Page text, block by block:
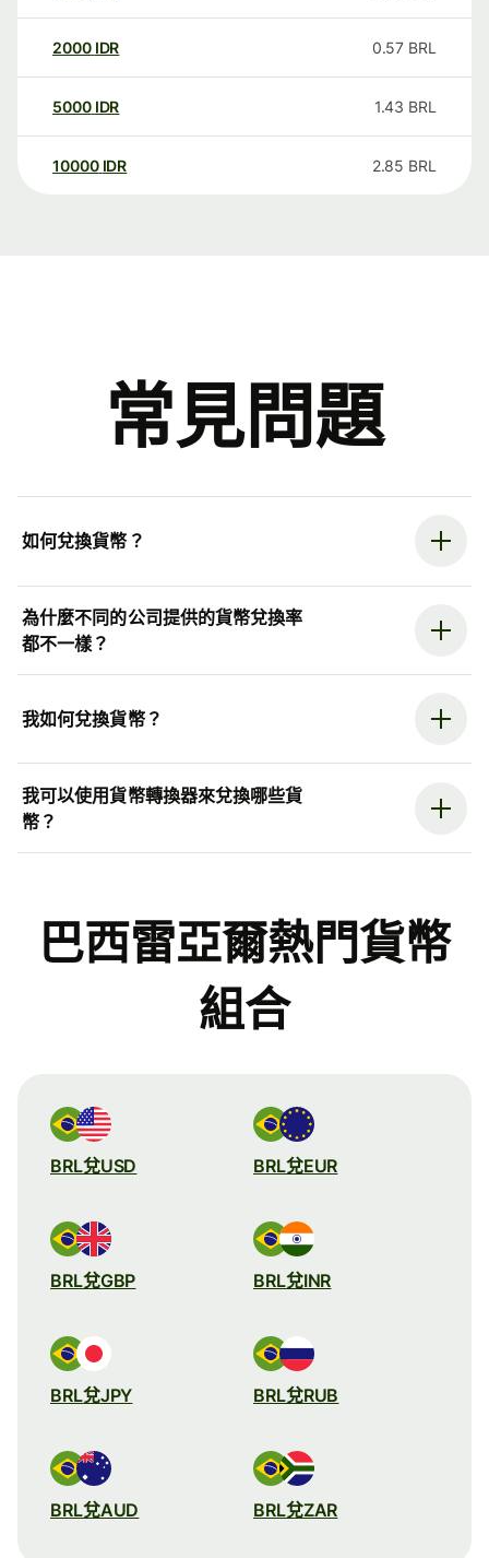
2000 IDR 0.57 BRL
5000 IDR 1.43 BRL
10000 IDR 2.85 BRL
常見問題
如何兌換貨幣？
為什麼不同的公司提供的貨幣兌換率
都不一樣？
我如何兌換貨幣？
我可以使用貨幣轉換器來兌換哪些貨
幣？
巴西雷亞爾熱門貨幣
組合
BRL兌USD BRL兌EUR
BRL兌GBP BRL兌INR
BRL兌JPY BRL兌RUB
BRL兌AUD BRL兌ZAR